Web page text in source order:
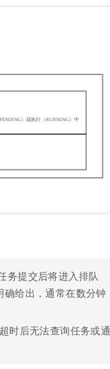
务提交后将进入排队
给出，通常在数分钟
时后无法查询任务或通